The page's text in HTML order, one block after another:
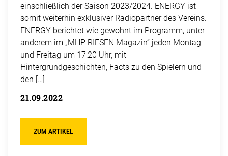
einschließlich der Saison 2023/2024. ENERGY ist
somit weiterhin exklusiver Radiopartner des Vereins.
ENERGY berichtet wie gewohnt im Programm, unter
anderem im „MHP RIESEN Magazin“ jeden Montag
und Freitag um 17:20 Uhr, mit
Hintergrundgeschichten, Facts zu den Spielern und
den […]
21.09.2022
ZUM ARTIKEL